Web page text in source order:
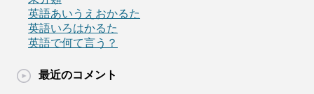
英語あいうえおかるた
英語いろはかるた
英語で何て言う？
最近のコメント